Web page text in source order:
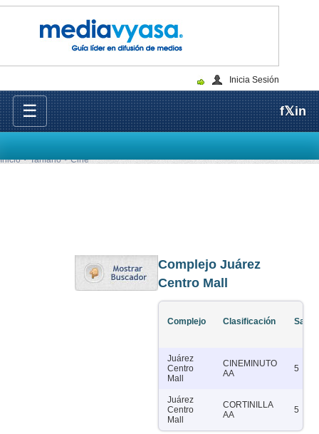
Inicia Sesión
☰ f𝕏in
Inicio Tarifario Cine
Complejo Juárez
Centro Mall
Complejo Clasificación Salas
Juárez
Centro
Mall
CINEMINUTO
AA
5
Juárez
Centro
Mall
CORTINILLA
AA
5